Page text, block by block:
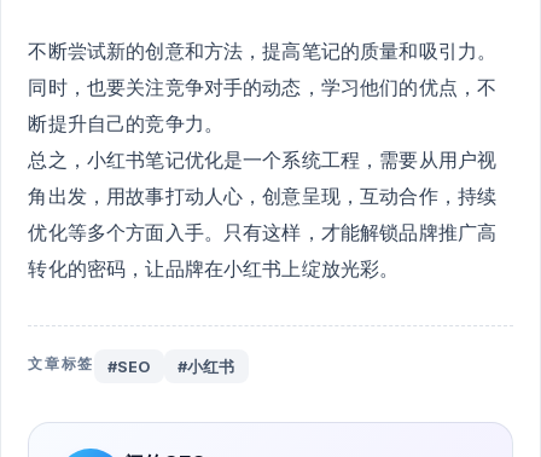
不断尝试新的创意和方法，提高笔记的质量和吸引力。
同时，也要关注竞争对手的动态，学习他们的优点，不
断提升自己的竞争力。
总之，小红书笔记优化是一个系统工程，需要从用户视
角出发，用故事打动人心，创意呈现，互动合作，持续
优化等多个方面入手。只有这样，才能解锁品牌推广高
转化的密码，让品牌在小红书上绽放光彩。
文章标签 #SEO #小红书